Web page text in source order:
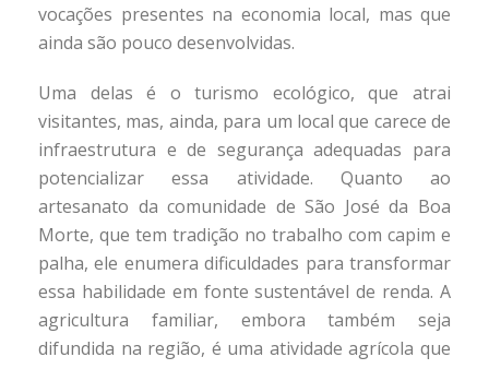
vocações presentes na economia local, mas que
ainda são pouco desenvolvidas.
Uma delas é o turismo ecológico, que atrai
visitantes, mas, ainda, para um local que carece de
infraestrutura e de segurança adequadas para
potencializar essa atividade. Quanto ao
artesanato da comunidade de São José da Boa
Morte, que tem tradição no trabalho com capim e
palha, ele enumera dificuldades para transformar
essa habilidade em fonte sustentável de renda. A
agricultura familiar, embora também seja
difundida na região, é uma atividade agrícola que